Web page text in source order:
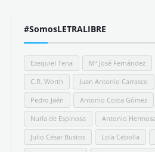
#SomosLETRALIBRE
Ezequiel Tena Mª José Fernández
C.R. Worth Juan Antonio Carrasco
Pedro Jaén Antonio Costa Gómez
Nuria de Espinosa Antonio
Julio César Bustos Lola Cebolla